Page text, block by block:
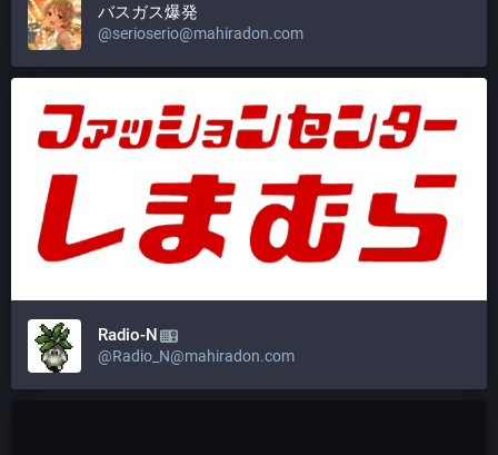
バスガス爆発
@serioserio@mahiradon.com
Radio-N
@Radio_N@mahiradon.com